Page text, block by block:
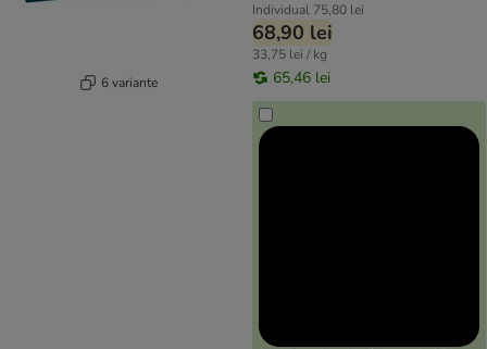
6 variante
Individual 75,80 lei
68,90 lei
33,75 lei / kg
65,46 lei